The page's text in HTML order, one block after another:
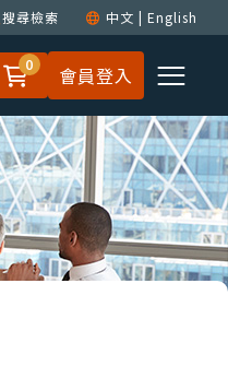
搜尋檢索 中文 | English
0 會員登入